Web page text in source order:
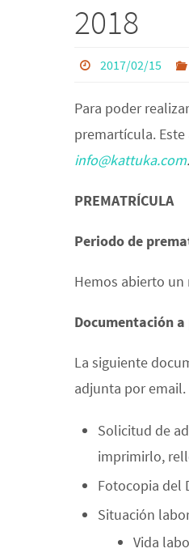
2018
2017/02/15
Para poder
premartícula.
info@kattuka.com.
PREMATRÍCULA
Periodo de
Hemos abierto un
Documentación
La siguiente
adjunta por email.
Solicitud de
imprimirlo,
Fotocopia del
Situación
Vida